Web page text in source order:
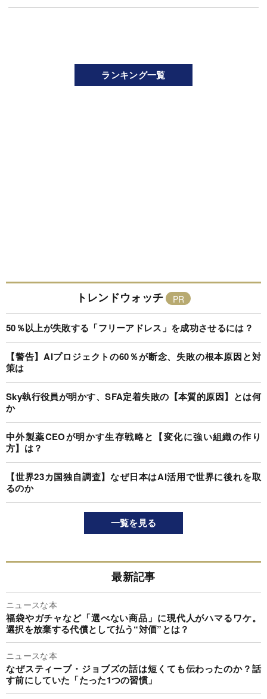
ランキング一覧
トレンドウォッチ
50％以上が失敗する「フリーアドレス」を成功させるには？
【警告】AIプロジェクトの60％が断念、失敗の根本原因と対
策は
Sky執行役員が明かす、SFA定着失敗の【本質的原因】とは何
か
中外製薬CEOが明かす生存戦略と【変化に強い組織の作り
方】は？
【世界23カ国独自調査】なぜ日本はAI活用で世界に後れを取
るのか
一覧を見る
最新記事
ニュースな本
福袋やガチャなど「選べない商品」に現代人がハマるワケ。
選択を放棄する代償として払う“対価”とは？
ニュースな本
なぜスティーブ・ジョブズの話は短くても伝わったのか？話
す前にしていた「たった1つの習慣」